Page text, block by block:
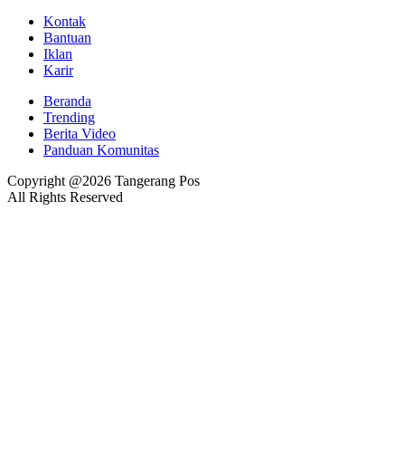
Kontak
Bantuan
Iklan
Karir
Beranda
Trending
Berita Video
Panduan Komunitas
Copyright @2026 Tangerang Pos
All Rights Reserved